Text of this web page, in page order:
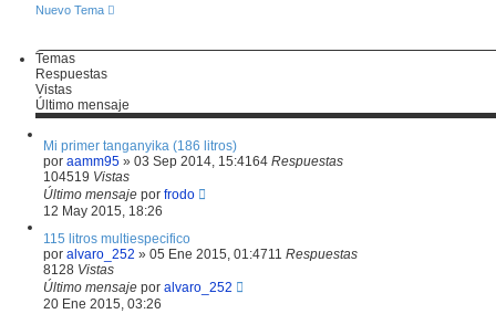
Nuevo Tema
Temas
Respuestas
Vistas
Último mensaje
Mi primer tanganyika (186 litros)
por aamm95 » 03 Sep 2014, 15:41 64 Respuestas
104519 Vistas
Último mensaje por frodo
12 May 2015, 18:26
115 litros multiespecifico
por alvaro_252 » 05 Ene 2015, 01:4711 Respuestas
8128 Vistas
Último mensaje por alvaro_252
20 Ene 2015, 03:26